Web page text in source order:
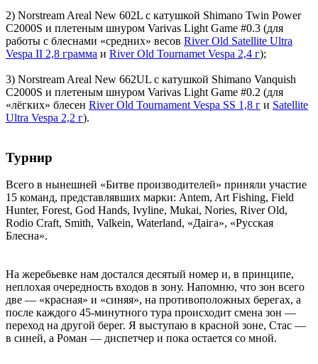
2) Norstream Areal New 602L с катушкой Shimano Twin Power
С2000S и плетеным шнуром Varivas Light Game #0.3 (для
работы с блеснами «средних» весов River Old Satellite Ultra
Vespa II 2,8 грамма и River Old Tournamet Vespa 2,4 г);
3) Norstream Areal New 662UL с катушкой Shimano Vanquish
C2000S и плетеным шнуром Varivas Light Game #0.2 (для
«лёгких» блесен River Old Tournament Vespa SS 1,8 г и Satellite
Ultra Vespa 2,2 г).
Турнир
Всего в нынешней «Битве производителей» приняли участие
15 команд, представлявших марки: Antem, Art Fishing, Field
Hunter, Forest, God Hands, Ivyline, Mukai, Nories, River Old,
Rodio Craft, Smith, Valkein, Waterland, «Даiга», «Русская
Блесна».
На жеребьевке нам достался десятый номер и, в принципе,
неплохая очередность входов в зону. Напомню, что зон всего
две — «красная» и «синяя», на противоположных берегах, а
после каждого 45-минутного тура происходит смена зон —
переход на другой берег. Я выступаю в красной зоне, Стас —
в синей, а Роман — диспетчер и пока остается со мной.